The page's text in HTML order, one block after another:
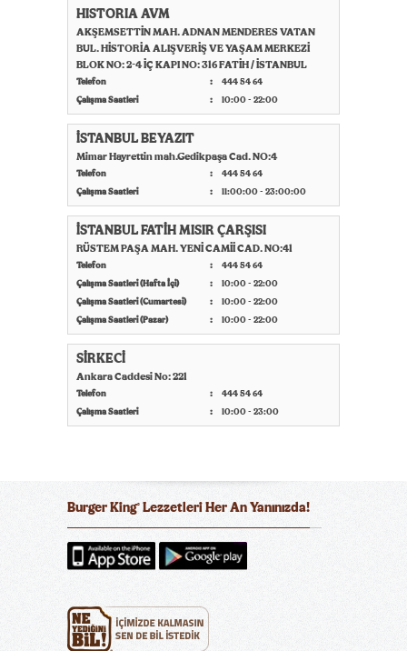
HISTORIA AVM
AKŞEMSETTİN MAH. ADNAN MENDERES VATAN
BUL. HİSTORİA ALIŞVERİŞ VE YAŞAM MERKEZİ
BLOK NO: 2-4 İÇ KAPI NO: 316 FATİH / İSTANBUL
Telefon
444 54 64
Çalışma Saatleri
10:00 - 22:00
İSTANBUL BEYAZIT
Mimar Hayrettin mah.Gedikpaşa Cad. NO:4
Telefon
444 54 64
Çalışma Saatleri
11:00:00 - 23:00:00
İSTANBUL FATİH MISIR ÇARŞISI
RÜSTEM PAŞA MAH. YENİ CAMİİ CAD. NO:41
Telefon
444 54 64
Çalışma Saatleri (Hafta İçi)
10:00 - 22:00
Çalışma Saatleri (Cumartesi)
10:00 - 22:00
Çalışma Saatleri (Pazar)
10:00 - 22:00
SİRKECİ
Ankara Caddesi No: 221
Telefon
444 54 64
Çalışma Saatleri
10:00 - 23:00
Burger King® Lezzetleri Her An Yanınızda!